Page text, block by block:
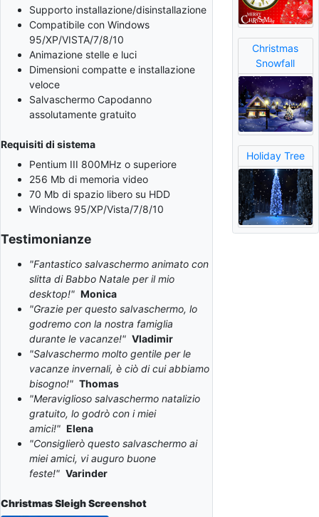
Supporto installazione/disinstallazione
Compatibile con Windows
95/XP/VISTA/7/8/10
Animazione stelle e luci
Dimensioni compatte e installazione
veloce
Salvaschermo Capodanno
assolutamente gratuito
Requisiti di sistema
Pentium III 800MHz o superiore
256 Mb di memoria video
70 Mb di spazio libero su HDD
Windows 95/XP/Vista/7/8/10
Testimonianze
"Fantastico salvaschermo animato con
slitta di Babbo Natale per il mio
desktop!" Monica
"Grazie per questo salvaschermo, lo
godremo con la nostra famiglia
durante le vacanze!" Vladimir
"Salvaschermo molto gentile per le
vacanze invernali, è ciò di cui abbiamo
bisogno!" Thomas
"Meraviglioso salvaschermo natalizio
gratuito, lo godrò con i miei
amici!" Elena
"Consiglierò questo salvaschermo ai
miei amici, vi auguro buone
feste!" Varinder
Christmas SleighScreenshot
Christmas
Snowfall
Holiday Tree